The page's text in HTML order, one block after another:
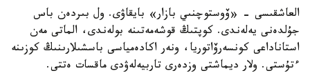
العاشقىسى - «ۆوستوچنىي بازار» بايقاۋى. ول بىردەن باس
جۇلدەنى يەلەندى. كوپتىڭ قوشەمەتىنە بولەندى، الماتى مەن
استاناداعى كونسەرۆاتوريا، ونەر اكادەمياسى باسشىلارىنىڭ كوزىنە
ءتۇستى. ولار ديماشتى وزدەرى تاربيەلەۋدى ماقسات ەتتى.